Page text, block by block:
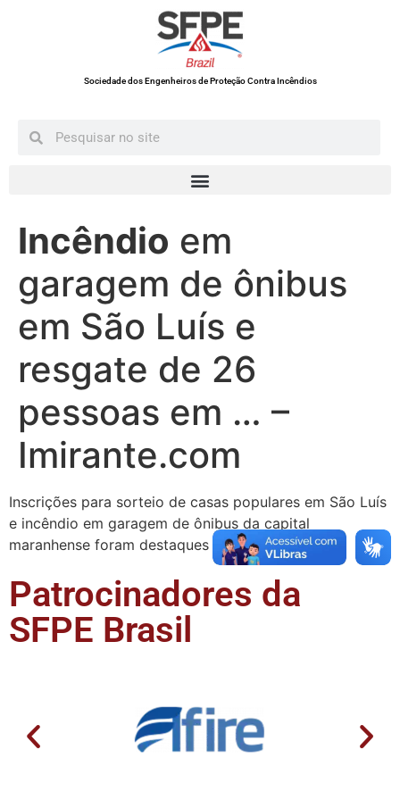
Sociedade dos Engenheiros de Proteção Contra Incêndios
Incêndio em
garagem de ônibus
em São Luís e
resgate de 26
pessoas em … –
Imirante.com
Inscrições para sorteio de casas populares em São Luís
e incêndio em garagem de ônibus da capital
maranhense foram destaques no Imirante.com.
Patrocinadores da
SFPE Brasil